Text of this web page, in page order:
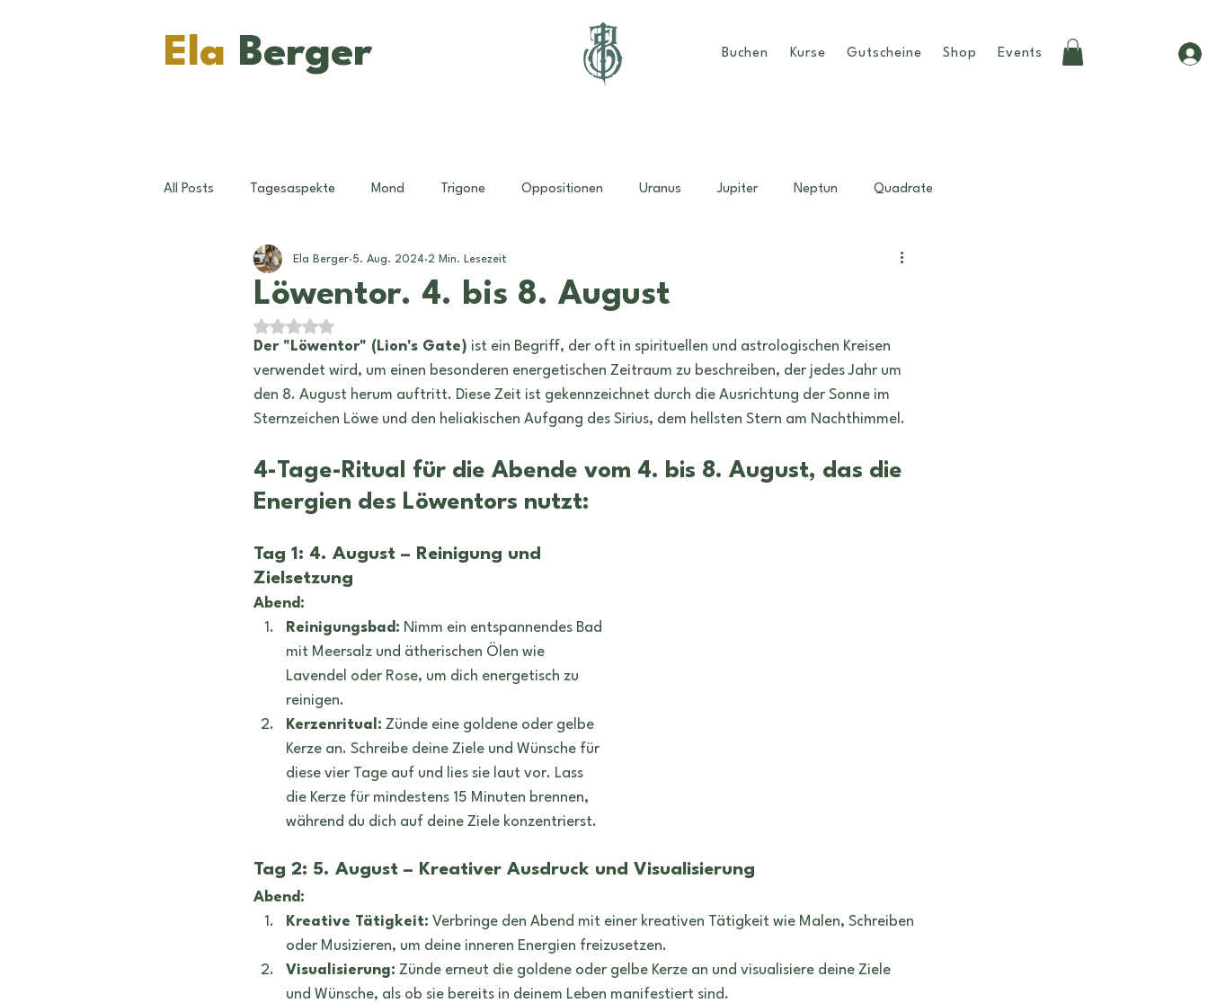
Ela Berger Buchen Kurse Gutscheine Shop Events
All Posts Tagesaspekte Mond Trigone Oppositionen Uranus Jupiter Neptun Quadrate
Konjunktionen Pluto Widder Muttertag
Sternzeichen Ratschläge
Symbole
Löwentor. 4. bis 8. August
Ela Berger 5. Aug. 2024 2 Min. Lesezeit
Mit NaN von 5 Sternen bewertet.
Der "Löwentor" (Lion's Gate) ist ein Begriff, der oft in spirituellen und astrologischen Kreisen
verwendet wird, um einen besonderen energetischen Zeitraum zu beschreiben, der jedes Jahr um
den 8. August herum auftritt. Diese Zeit ist gekennzeichnet durch die Ausrichtung der Sonne im
Sternzeichen Löwe und den heliakischen Aufgang des Sirius, dem hellsten Stern am Nachthimmel.
4-Tage-Ritual für die Abende vom 4. bis 8. August, das die
Energien des Löwentors nutzt:
Tag 1: 4. August – Reinigung und
Zielsetzung
Abend:
Reinigungsbad: Nimm ein entspannendes Bad
mit Meersalz und ätherischen Ölen wie
Lavendel oder Rose, um dich energetisch zu
reinigen.
Kerzenritual: Zünde eine goldene oder gelbe
Kerze an. Schreibe deine Ziele und Wünsche für
diese vier Tage auf und lies sie laut vor. Lass
die Kerze für mindestens 15 Minuten brennen,
während du dich auf deine Ziele konzentrierst.
Tag 2: 5. August – Kreativer Ausdruck und Visualisierung
Abend:
Kreative Tätigkeit: Verbringe den Abend mit einer kreativen Tätigkeit wie Malen, Schreiben
oder Musizieren, um deine inneren Energien freizusetzen.
Visualisierung: Zünde erneut die goldene oder gelbe Kerze an und visualisiere deine Ziele
und Wünsche, als ob sie bereits in deinem Leben manifestiert sind.